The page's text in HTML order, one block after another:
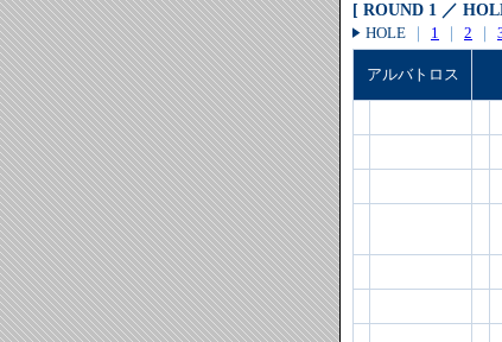
[ ROUND 1 ／
HOLE
｜ 1 ｜ 2 ｜
アルバトロス